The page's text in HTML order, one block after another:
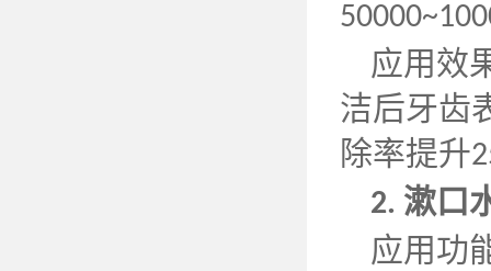
应用效
洁后牙齿
除率提升
2. 漱口
应用功